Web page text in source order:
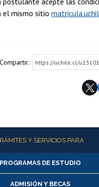
el mismo sitio
Compartir: https://uchile.cl/
Y SERVICIOS PARA
os y exalumnas/os
Matrícula en línea
PROGRAMAS DE ESTUDIO
ADMISIÓN Y BECAS